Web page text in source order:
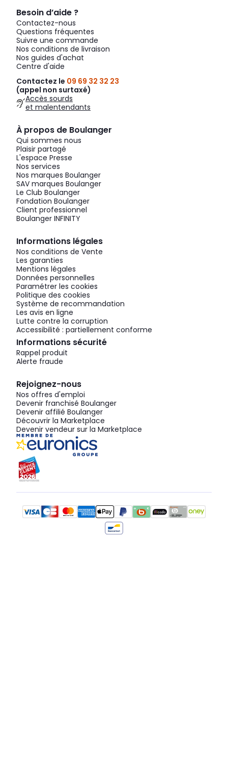
Besoin d’aide ?
Contactez-nous
Questions fréquentes
Suivre une commande
Nos conditions de livraison
Nos guides d'achat
Centre d'aide
Contactez le 09 69 32 32 23
(appel non surtaxé)
Accès sourds
et malentendants
À propos de Boulanger
Qui sommes nous
Plaisir partagé
L'espace Presse
Nos services
Nos marques Boulanger
SAV marques Boulanger
Le Club Boulanger
Fondation Boulanger
Client professionnel
Boulanger INFINITY
Informations légales
Nos conditions de Vente
Les garanties
Mentions légales
Données personnelles
Paramétrer les cookies
Politique des cookies
Système de recommandation
Les avis en ligne
Lutte contre la corruption
Accessibilité : partiellement conforme
Informations sécurité
Rappel produit
Alerte fraude
Rejoignez-nous
Nos offres d'emploi
Devenir franchisé Boulanger
Devenir affilié Boulanger
Découvrir la Marketplace
Devenir vendeur sur la Marketplace